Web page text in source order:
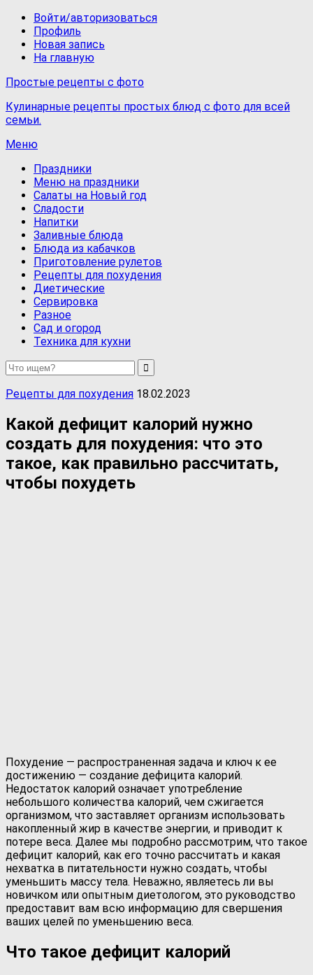
Войти/авторизоваться
Профиль
Новая запись
На главную
Простые рецепты с фото
Кулинарные рецепты простых блюд с фото для всей
семьи.
Меню
Праздники
Меню на праздники
Салаты на Новый год
Сладости
Напитки
Заливные блюда
Блюда из кабачков
Приготовление рулетов
Рецепты для похудения
Диетические
Сервировка
Разное
Сад и огород
Техника для кухни
Рецепты для похудения 18.02.2023
Какой дефицит калорий нужно
создать для похудения: что это
такое, как правильно рассчитать,
чтобы похудеть
Похудение — распространенная задача и ключ к ее
достижению — создание дефицита калорий.
Недостаток калорий означает употребление
небольшого количества калорий, чем сжигается
организмом, что заставляет организм использовать
накопленный жир в качестве энергии, и приводит к
потере веса. Далее мы подробно рассмотрим, что такое
дефицит калорий, как его точно рассчитать и какая
нехватка в питательности нужно создать, чтобы
уменьшить массу тела. Неважно, являетесь ли вы
новичком или опытным диетологом, это руководство
предоставит вам всю информацию для свершения
ваших целей по уменьшению веса.
Что такое дефицит калорий